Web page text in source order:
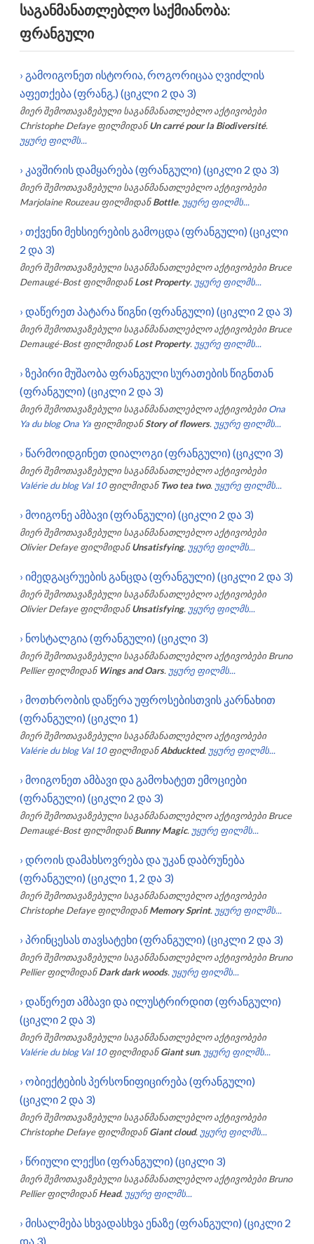
საგანმანათლებლო საქმიანობა:
ფრანგული
› გამოიგონეთ ისტორია, როგორიცაა ღვიძლის
აფეთქება (ფრანგ.) (ციკლი 2 და 3)
მიერ შემოთავაზებული საგანმანათლებლო აქტივობები
Christophe Defaye ფილმიდან Un carré pour la Biodiversité.
უყურე ფილმს...
› კავშირის დამყარება (ფრანგული) (ციკლი 2 და 3)
მიერ შემოთავაზებული საგანმანათლებლო აქტივობები
Marjolaine Rouzeau ფილმიდან Bottle. უყურე ფილმს...
› თქვენი მეხსიერების გამოცდა (ფრანგული) (ციკლი
2 და 3)
მიერ შემოთავაზებული საგანმანათლებლო აქტივობები Bruce
Demaugé-Bost ფილმიდან Lost Property. უყურე ფილმს...
› დაწერეთ პატარა წიგნი (ფრანგული) (ციკლი 2 და 3)
მიერ შემოთავაზებული საგანმანათლებლო აქტივობები Bruce
Demaugé-Bost ფილმიდან Lost Property. უყურე ფილმს...
› ზეპირი მუშაობა ფრანგული სურათების წიგნთან
(ფრანგული) (ციკლი 2 და 3)
მიერ შემოთავაზებული საგანმანათლებლო აქტივობები Ona
Ya du blog Ona Ya ფილმიდანStory of flowers. უყურე ფილმს...
› წარმოიდგინეთ დიალოგი (ფრანგული) (ციკლი 3)
მიერ შემოთავაზებული საგანმანათლებლო აქტივობები
Valérie du blog Val 10 ფილმიდან Two tea two. უყურე ფილმს...
› მოიგონე ამბავი (ფრანგული) (ციკლი 2 და 3)
მიერ შემოთავაზებული საგანმანათლებლო აქტივობები
Olivier Defaye ფილმიდან Unsatisfying. უყურე ფილმს...
› იმედგაცრუების განცდა (ფრანგული) (ციკლი 2 და 3)
მიერ შემოთავაზებული საგანმანათლებლო აქტივობები
Olivier Defaye ფილმიდან Unsatisfying. უყურე ფილმს...
› ნოსტალგია (ფრანგული) (ციკლი 3)
მიერ შემოთავაზებული საგანმანათლებლო აქტივობები Bruno
Pellier ფილმიდან Wings and Oars. უყურე ფილმს...
› მოთხრობის დაწერა უფროსებისთვის კარნახით
(ფრანგული) (ციკლი 1)
მიერ შემოთავაზებული საგანმანათლებლო აქტივობები
Valérie du blog Val 10 ფილმიდან Abduckted. უყურე ფილმს...
› მოიგონეთ ამბავი და გამოხატეთ ემოციები
(ფრანგული) (ციკლი 2 და 3)
მიერ შემოთავაზებული საგანმანათლებლო აქტივობები Bruce
Demaugé-Bost ფილმიდან Bunny Magic. უყურე ფილმს...
› დროის დამახსოვრება და უკან დაბრუნება
(ფრანგული) (ციკლი 1, 2 და 3)
მიერ შემოთავაზებული საგანმანათლებლო აქტივობები
Christophe Defaye ფილმიდან Memory Sprint. უყურე ფილმს...
› პრინცესას თავსატეხი (ფრანგული) (ციკლი 2 და 3)
მიერ შემოთავაზებული საგანმანათლებლო აქტივობები Bruno
Pellier ფილმიდან Dark dark woods. უყურე ფილმს...
› დაწერეთ ამბავი და ილუსტრირდით (ფრანგული)
(ციკლი 2 და 3)
მიერ შემოთავაზებული საგანმანათლებლო აქტივობები
Valérie du blog Val 10 ფილმიდან Giant sun. უყურე ფილმს...
› ობიექტების პერსონიფიცირება (ფრანგული)
(ციკლი 2 და 3)
მიერ შემოთავაზებული საგანმანათლებლო აქტივობები
Christophe Defaye ფილმიდან Giant cloud. უყურე ფილმს...
› წრიული ლექსი (ფრანგული) (ციკლი 3)
მიერ შემოთავაზებული საგანმანათლებლო აქტივობები Bruno
Pellier ფილმიდან Head. უყურე ფილმს...
› მისალმება სხვადასხვა ენაზე (ფრანგული) (ციკლი 2
და 3)